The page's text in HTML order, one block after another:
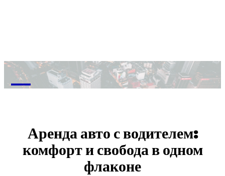
M
Аренда авто с водителем:
комфорт и свобода в одном
флаконе